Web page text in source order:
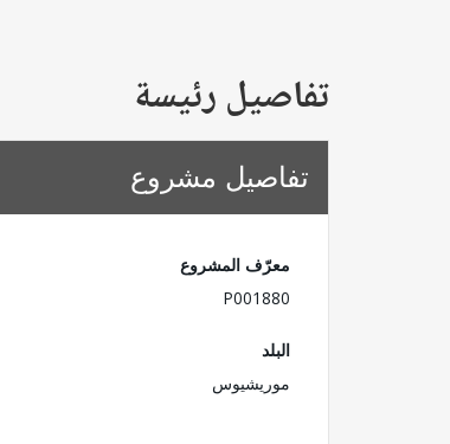
تفاصيل رئيسة
تفاصيل مشروع
معرّف المشروع
P001880
البلد
موريشيوس